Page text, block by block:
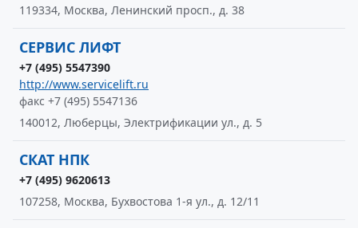
119334, Москва, Ленинский просп., д. 38
СЕРВИС ЛИФТ
+7 (495) 5547390
http://www.servicelift.ru
факс +7 (495) 5547136
140012, Люберцы, Электрификации ул., д. 5
СКАТ НПК
+7 (495) 9620613
107258, Москва, Бухвостова 1-я ул., д. 12/11